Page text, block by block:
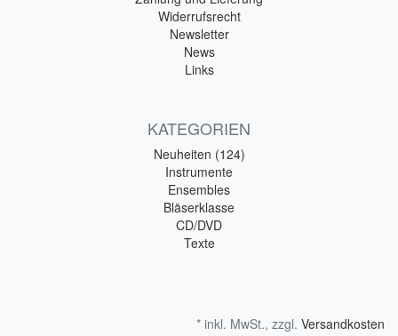
Widerrufsrecht
Newsletter
News
Links
KATEGORIEN
Neuheiten (124)
Instrumente
Ensembles
Bläserklasse
CD/DVD
Texte
* inkl. MwSt., zzgl. Versandkosten